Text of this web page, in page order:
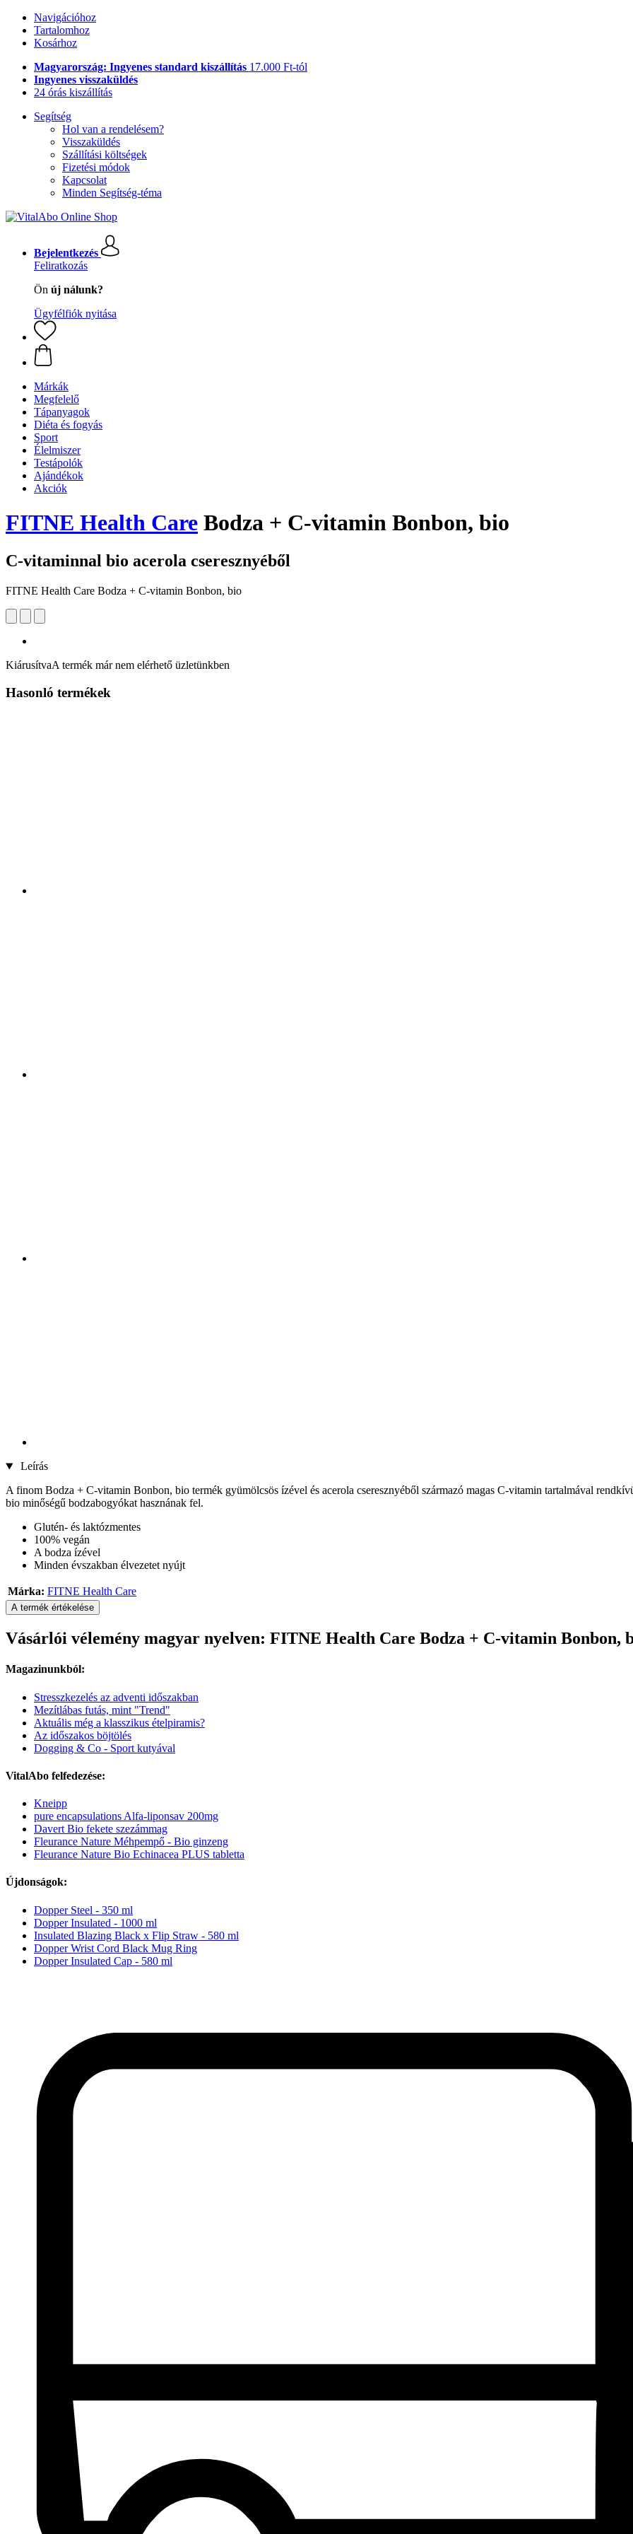
Navigációhoz
Tartalomhoz
Kosárhoz
Magyarország: Ingyenes standard kiszállítás 17.000 Ft-tól
Ingyenes visszaküldés
24 órás kiszállítás
Segítség
Hol van a rendelésem?
Visszaküldés
Szállítási költségek
Fizetési módok
Kapcsolat
Minden Segítség-téma
Bejelentkezés
Feliratkozás
Ön új nálunk?
Ügyfélfiók nyitása
Márkák
Megfelelő
Tápanyagok
Diéta és fogyás
Sport
Élelmiszer
Testápolók
Ajándékok
Akciók
FITNE Health Care Bodza + C-vitamin Bonbon, bio
C-vitaminnal bio acerola cseresznyéből
FITNE Health Care Bodza + C-vitamin Bonbon, bio
KiárusítvaA termék már nem elérhető üzletünkben
Hasonló termékek
Leírás
A finom Bodza + C-vitamin Bonbon, bio termék gyümölcsös ízével és acerola cseresznyéből származó magas C-vitamin tartalmával
bio minőségű bodzabogyókat hasznának fel.
Glutén- és laktózmentes
100% vegán
A bodza ízével
Minden évszakban élvezetet nyújt
Márka: FITNE Health Care
A termék értékelése
Vásárlói vélemény magyar nyelven: FITNE Health Care Bodza + C-vitamin Bonbon,
Magazinunkból:
Stresszkezelés az adventi időszakban
Mezítlábas futás, mint "Trend"
Aktuális még a klasszikus ételpiramis?
Az időszakos böjtölés
Dogging & Co - Sport kutyával
VitalAbo felfedezése:
Kneipp
pure encapsulations Alfa-liponsav 200mg
Davert Bio fekete szezámmag
Fleurance Nature Méhpempő - Bio ginzeng
Fleurance Nature Bio Echinacea PLUS tabletta
Újdonságok:
Dopper Steel - 350 ml
Dopper Insulated - 1000 ml
Insulated Blazing Black x Flip Straw - 580 ml
Dopper Wrist Cord Black Mug Ring
Dopper Insulated Cap - 580 ml